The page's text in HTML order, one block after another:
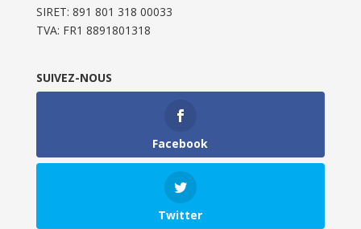
SIRET: 891 801 318 00033
TVA: FR1 8891801318
SUIVEZ-NOUS
Facebook
Twitter